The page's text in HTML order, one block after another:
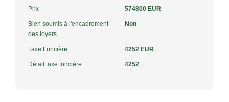
Prix 574800 EUR
Bien soumis à l'encadrement
des loyers
Non
Taxe Foncière 4252 EUR
Détail taxe foncière 4252